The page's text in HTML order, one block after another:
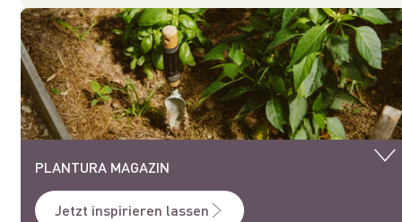
PLANTURA MAGAZIN
Jetzt inspirieren lassen